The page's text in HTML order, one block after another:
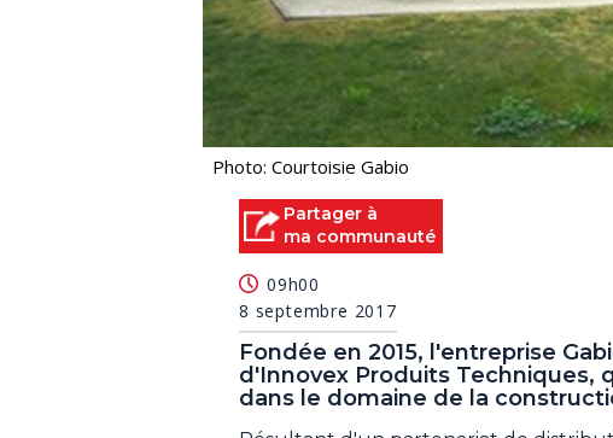
Photo: Courtoisie Gabio
Partager à
ma communauté
09h00
8 septembre 2017
Fondée en 2015, l'entreprise
d'Innovex Produits Techniques,
dans le domaine de la